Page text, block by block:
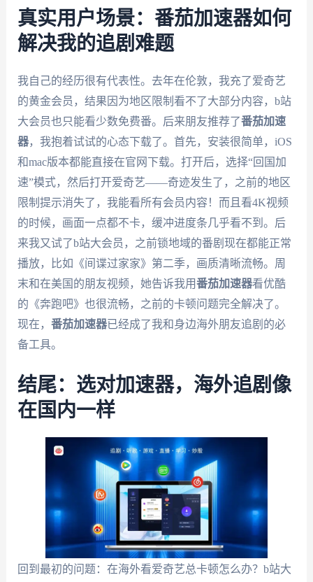
真实用户场景：番茄加速器如何
解决我的追剧难题
我自己的经历很有代表性。去年在伦敦，我充了爱奇艺
的黄金会员，结果因为地区限制看不了大部分内容，b站
大会员也只能看少数免费番。后来朋友推荐了番茄加速
器，我抱着试试的心态下载了。首先，安装很简单，iOS
和mac版本都能直接在官网下载。打开后，选择“回国加
速”模式，然后打开爱奇艺——奇迹发生了，之前的地区
限制提示消失了，我能看所有会员内容！而且看4K视频
的时候，画面一点都不卡，缓冲进度条几乎看不到。后
来我又试了b站大会员，之前锁地域的番剧现在都能正常
播放，比如《间谍过家家》第二季，画质清晰流畅。周
末和在美国的朋友视频，她告诉我用番茄加速器看优酷
的《奔跑吧》也很流畅，之前的卡顿问题完全解决了。
现在， 番茄加速器已经成了我和身边海外朋友追剧的必
备工具。
结尾：选对加速器，海外追剧像
在国内一样
回到最初的问题：在海外看爱奇艺总卡顿怎么办？b站大